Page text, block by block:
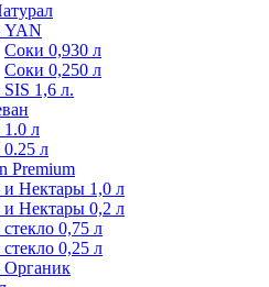
YAN
Соки 0,930 л
Соки 0,250 л
1,6 л.
л
л
Premium
Нектары 1,0 л
Нектары 0,2 л
0,75 л
0,25 л